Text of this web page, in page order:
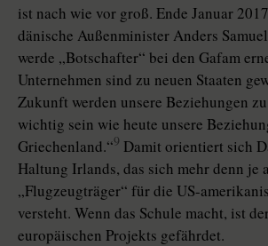
ist nach wie vor groß. Ende Januar
dänische Außenminister Anders
werde „Botschafter“ bei den Gafam
Unternehmen sind zu neuen Staaten
Zukunft werden unsere Beziehungen
wichtig sein wie heute unsere
Griechenland.“9 Damit orientiert sich
Haltung Irlands, das sich mehr denn je
„Flugzeugträger“ für die US-
versteht. Wenn das Schule macht, ist
europäischen Projekts gefährdet.